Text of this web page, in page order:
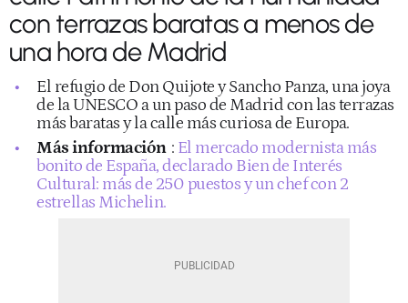
con terrazas baratas a menos de
una hora de Madrid
El refugio de Don Quijote y Sancho Panza, una joya
de la UNESCO a un paso de Madrid con las terrazas
más baratas y la calle más curiosa de Europa.
Más información : El mercado modernista más
bonito de España, declarado Bien de Interés
Cultural: más de 250 puestos y un chef con 2
estrellas Michelin.